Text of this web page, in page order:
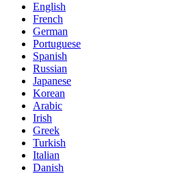
English
French
German
Portuguese
Spanish
Russian
Japanese
Korean
Arabic
Irish
Greek
Turkish
Italian
Danish